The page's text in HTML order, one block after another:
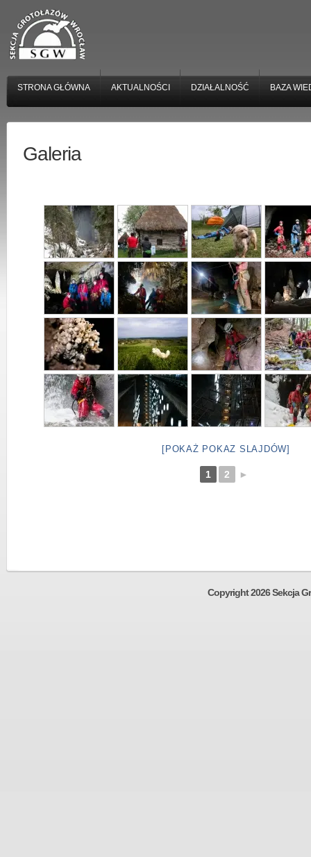
STRONA GŁÓWNA AKTUALNOŚCI DZIAŁALNOŚĆ BAZA
Galeria
[POKAŻ POKAZ SLAJDÓW]
1 2 ►
Copyright 2026 Sekcja